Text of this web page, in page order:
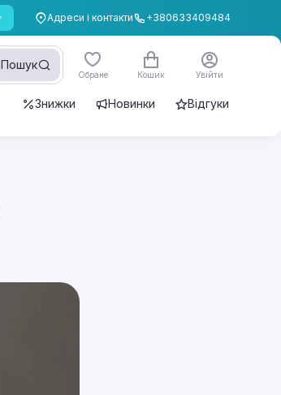
Адреси і контакти +380633409484
Пошук
Обране Кошик Увійти
Знижки Новинки Відгуки